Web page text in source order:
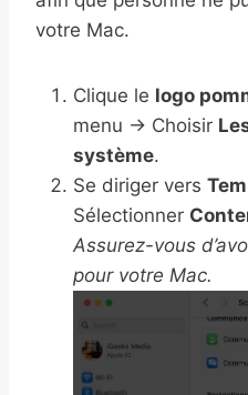
votre Mac.
Clique le logo
menu → Choisir
système.
Se diriger vers
Sélectionner
Assurez-vous
pour votre Mac.